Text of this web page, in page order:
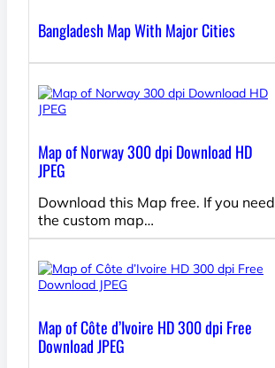
Bangladesh Map With Major Cities
Map of Norway 300 dpi Download HD
JPEG
Download this Map free. If you need
the custom map…
Map of Côte d’Ivoire HD 300 dpi Free
Download JPEG